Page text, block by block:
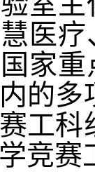
医
家
的多
工科
竞赛